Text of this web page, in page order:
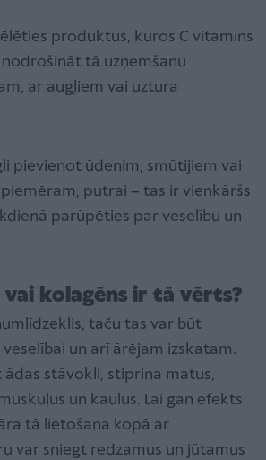
produktus, kuros C vitamīns
tā uzņemšanu
ar augļiem vai uztura
pievienot ūdenim, smūtijiem vai
putrai – tas ir vienkāršs
parūpēties par veselību un
vai kolagēns ir tā vērts?
taču tas var būt
un arī ārējam izskatam.
ādas stāvokli, stiprina matus,
un kaulus. Lai gan efekts
tā lietošana kopā ar
var sniegt redzamus un jūtamus